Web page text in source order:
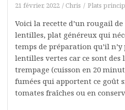
21 février, 2022 Chris Plats
Voici la recette d’un rougail de
lentilles, plat généreux qui
temps de préparation qu’il
lentilles vertes car ce sont des
trempage (cuisson en 20
fumées qui apportent ce goût
tomates fraîches ou en